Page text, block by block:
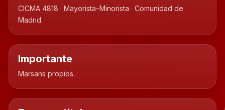
CICMA 4818 · Mayorista–Minorista · Comunidad de
Madrid.
Importante
Marsans propios.